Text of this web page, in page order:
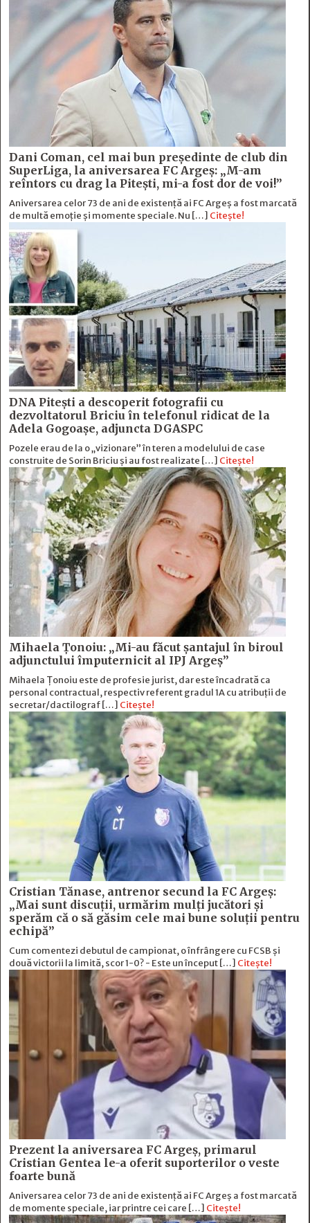
Dani Coman, cel mai bun preşedinte de club din
SuperLiga, la aniversarea FC Argeş: „M-am
reîntors cu drag la Piteşti, mi-a fost dor de voi!”
Aniversarea celor 73 de ani de existență ai FC Argeș a fost marcată
de multă emoție şi momente speciale. Nu […] Citește!
DNA Piteşti a descoperit fotografii cu
dezvoltatorul Briciu în telefonul ridicat de la
Adela Gogoaşe, adjuncta DGASPC
Pozele erau de la o „vizionare” în teren a modelului de case
construite de Sorin Briciu şi au fost realizate […] Citește!
Mihaela Ţonoiu: „Mi-au făcut şantajul în biroul
adjunctului împuternicit al IPJ Argeş”
Mihaela Ţonoiu este de profesie jurist, dar este încadrată ca
personal contractual, respectiv referent gradul 1A cu atribuții de
secretar/dactilograf […] Citește!
Cristian Tănase, antrenor secund la FC Argeş:
„Mai sunt discuţii, urmărim mulţi jucători şi
sperăm că o să găsim cele mai bune soluţii pentru
echipă”
Cum comentezi debutul de campionat, o înfrângere cu FCSB și
două victorii la limită, scor 1-0? - Este un început […] Citește!
Prezent la aniversarea FC Argeș, primarul
Cristian Gentea le-a oferit suporterilor o veste
foarte bună
Aniversarea celor 73 de ani de existență ai FC Argeș a fost marcată
de momente speciale, iar printre cei care […] Citește!